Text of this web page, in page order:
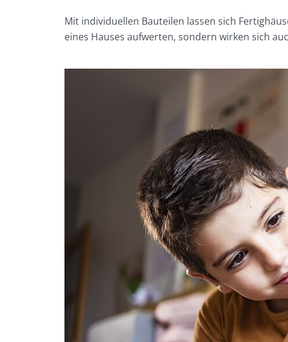
Pure Home 6
Mit individuellen Bauteilen lassen sich
eines Hauses aufwerten, sondern wirken sich